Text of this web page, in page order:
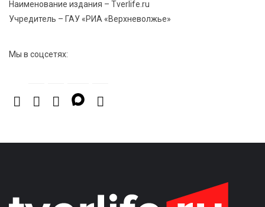
Наименование издания – Tverlife.ru
Учредитель – ГАУ «РИА «Верхневолжье»
Мы в соцсетях: